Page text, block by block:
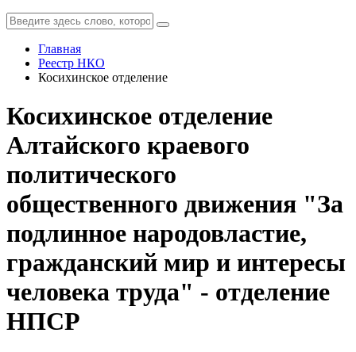
Главная
Реестр НКО
Косихинское отделение
Косихинское отделение
Алтайского краевого
политического
общественного движения "За
подлинное народовластие,
гражданский мир и интересы
человека труда" - отделение
НПСР